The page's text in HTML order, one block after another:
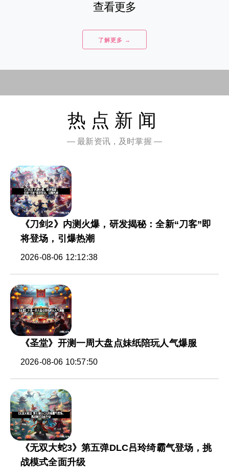
查看更多
了解更多 →
热点新闻
— 最新资讯，及时掌握 —
《刀剑2》内测火爆，研发揭秘：全新“刀客”即
将登场，引爆热潮
2026-08-06 12:12:38
《圣堂》开测一周大盘点妹纸陪玩人气爆服
2026-08-06 10:57:50
《无双大蛇3》第五弹DLC吕玲绮霸气登场，挑
战模式全面升级